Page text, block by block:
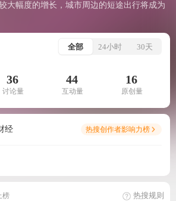
大幅度的增长，城市周边的短途出行将成为
全部 24小时 30天
36
讨论量
44
互动量
16
原创量
经 热搜创作者影响力榜
榜 热搜规则